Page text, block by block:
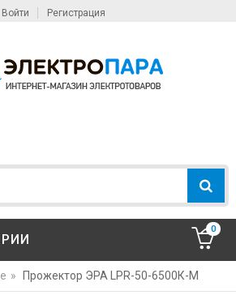
Войти Регистрация
0
» Прожектор ЭРА LPR-50-6500К-М